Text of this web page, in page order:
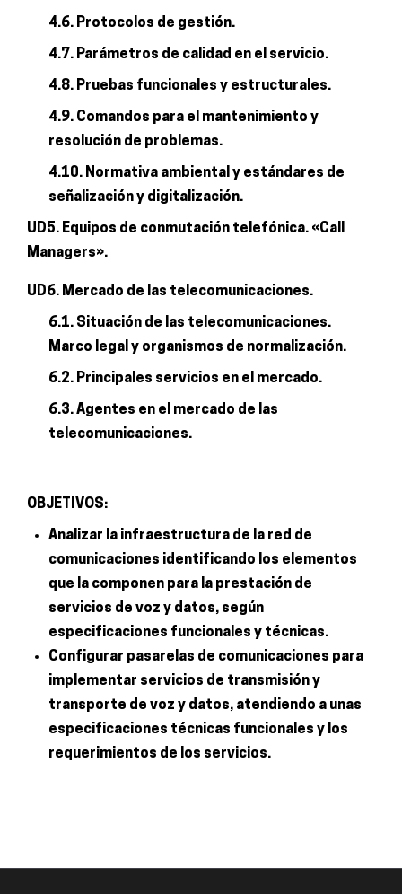
4.6. Protocolos de gestión.
4.7. Parámetros de calidad en el servicio.
4.8. Pruebas funcionales y estructurales.
4.9. Comandos para el mantenimiento y
resolución de problemas.
4.10. Normativa ambiental y estándares de
señalización y digitalización.
UD5. Equipos de conmutación telefónica. «Call
Managers».
UD6. Mercado de las telecomunicaciones.
6.1. Situación de las telecomunicaciones.
Marco legal y organismos de normalización.
6.2. Principales servicios en el mercado.
6.3. Agentes en el mercado de las
telecomunicaciones.
OBJETIVOS:
Analizar la infraestructura de la red de
comunicaciones identificando los elementos
que la componen para la prestación de
servicios de voz y datos, según
especificaciones funcionales y técnicas.
Configurar pasarelas de comunicaciones para
implementar servicios de transmisión y
transporte de voz y datos, atendiendo a unas
especificaciones técnicas funcionales y los
requerimientos de los servicios.